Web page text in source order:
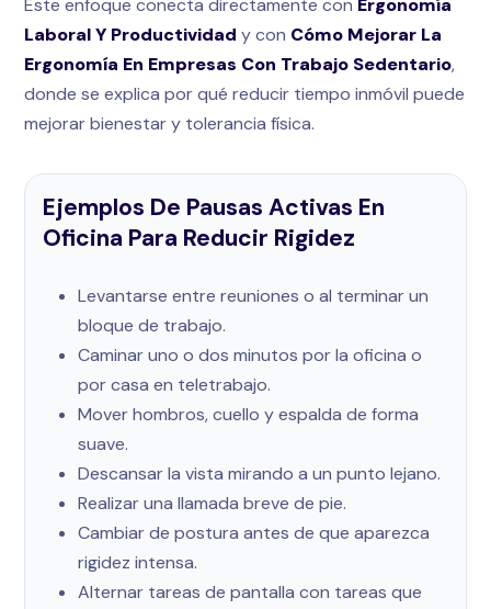
Este enfoque conecta directamente con Ergonomía
Laboral Y Productividad y con Cómo Mejorar La
Ergonomía En Empresas Con Trabajo Sedentario,
donde se explica por qué reducir tiempo inmóvil puede
mejorar bienestar y tolerancia física.
Ejemplos De Pausas Activas En
Oficina Para Reducir Rigidez
Levantarse entre reuniones o al terminar un
bloque de trabajo.
Caminar uno o dos minutos por la oficina o
por casa en teletrabajo.
Mover hombros, cuello y espalda de forma
suave.
Descansar la vista mirando a un punto lejano.
Realizar una llamada breve de pie.
Cambiar de postura antes de que aparezca
rigidez intensa.
Alternar tareas de pantalla con tareas que